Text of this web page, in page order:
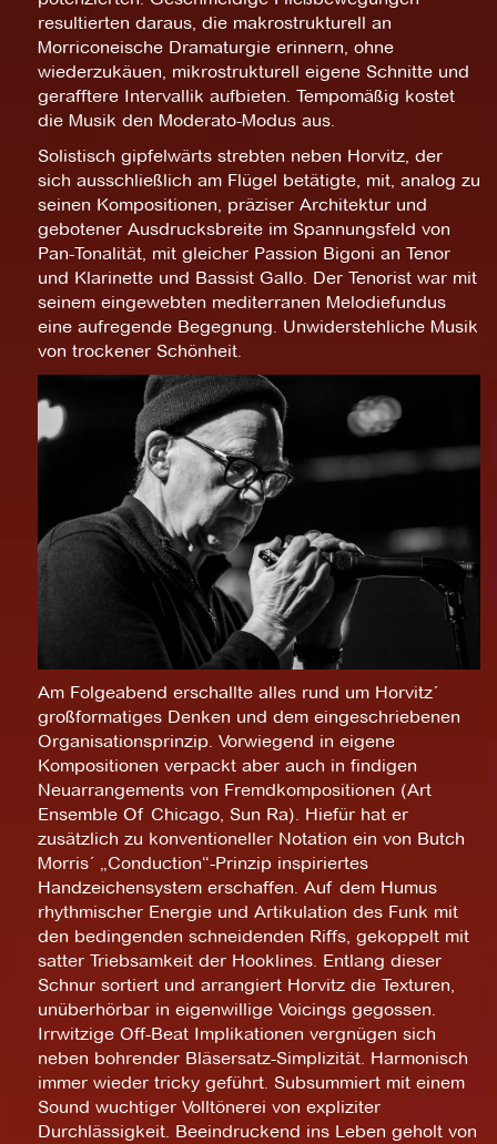
resultierten daraus, die makrostrukturell an
Morriconeische Dramaturgie erinnern, ohne
wiederzukäuen, mikrostrukturell eigene Schnitte und
gerafftere Intervallik aufbieten. Tempomäßig kostet
die Musik den Moderato-Modus aus.
Solistisch gipfelwärts strebten neben Horvitz, der
sich ausschließlich am Flügel betätigte, mit, analog zu
seinen Kompositionen, präziser Architektur und
gebotener Ausdrucksbreite im Spannungsfeld von
Pan-Tonalität, mit gleicher Passion Bigoni an Tenor
und Klarinette und Bassist Gallo. Der Tenorist war mit
seinem eingewebten mediterranen Melodiefundus
eine aufregende Begegnung. Unwiderstehliche Musik
von trockener Schönheit.
Am Folgeabend erschallte alles rund um Horvitz´
großformatiges Denken und dem eingeschriebenen
Organisationsprinzip. Vorwiegend in eigene
Kompositionen verpackt aber auch in findigen
Neuarrangements von Fremdkompositionen (Art
Ensemble Of Chicago, Sun Ra). Hiefür hat er
zusätzlich zu konventioneller Notation ein von Butch
Morris´ „Conduction“-Prinzip inspiriertes
Handzeichensystem erschaffen. Auf dem Humus
rhythmischer Energie und Artikulation des Funk mit
den bedingenden schneidenden Riffs, gekoppelt mit
satter Triebsamkeit der Hooklines. Entlang dieser
Schnur sortiert und arrangiert Horvitz die Texturen,
unüberhörbar in eigenwillige Voicings gegossen.
Irrwitzige Off-Beat Implikationen vergnügen sich
neben bohrender Bläsersatz-Simplizität. Harmonisch
immer wieder tricky geführt. Subsummiert mit einem
Sound wuchtiger Volltönerei von expliziter
Durchlässigkeit. Beeindruckend ins Leben geholt von